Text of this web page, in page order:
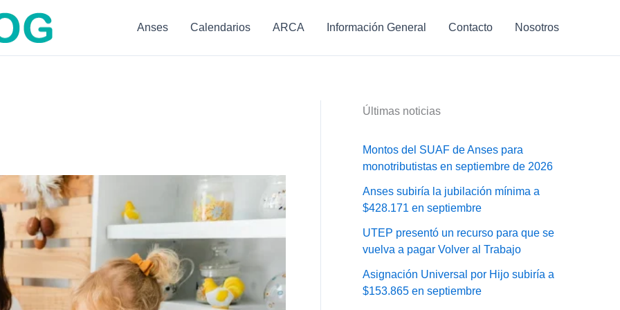
Anses Calendarios ARCA Información General Contacto Nosotros
Últimas noticias
Montos del SUAF de Anses para
monotributistas en septiembre de 2026
Anses subiría la jubilación mínima a
$428.171 en septiembre
UTEP presentó un recurso para que se
vuelva a pagar Volver al Trabajo
Asignación Universal por Hijo subiría a
$153.865 en septiembre